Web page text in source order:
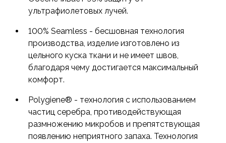
тела, благодаря чему сохраняется чувство
Еще одна уникальная особенность материла -
способность отражать 95% вредного
ультрафиолетового излучения.
Такая бандана подходит для занятий летними
видами спорта или пляжных игр.
ультрафиолетовых лучей.
100% Seamless - бесшовная технология
производства, изделие изготовлено из
цельного куска ткани и не имеет швов,
благодаря чему достигается максимальный
комфорт.
Polygiene® - технология с использованием
частиц серебра, противодействующая
размножению микробов и препятствующая
появлению неприятного запаха. Технология